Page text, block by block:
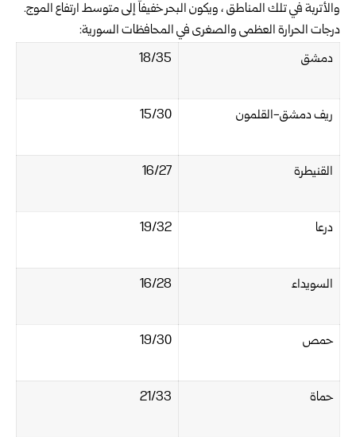
والأتربة في تلك المناطق ، ويكون البحر خفيفاً إلى متوسط ارتفاع الموج.‏
درجات الحرارة العظمى والصغرى في المحافظات السورية:
دمشق
18/35‏
ريف دمشق-القلمون 15/30‏
القنيطرة 16/27‏
درعا 19/32‏
السويداء 16/28‏
حمص 19/30‏
حماة 21/33‏